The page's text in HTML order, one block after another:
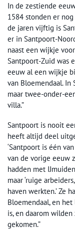
In de zestiende
1584 stonden er
de jaren vijftig is
er in Santpoort-
naast een wijkje
Santpoort-Zuid was
eeuw al een wijkje
van Bloemendaal. In
maar twee-onder-
villa.”
Santpoort is nooit
heeft altijd deel
‘Santpoort is één
van de vorige eeuw
hadden met
maar ‘ruige
haven werkten.’ Ze
Bloemendaal, en
is, en daarom
gekomen.”